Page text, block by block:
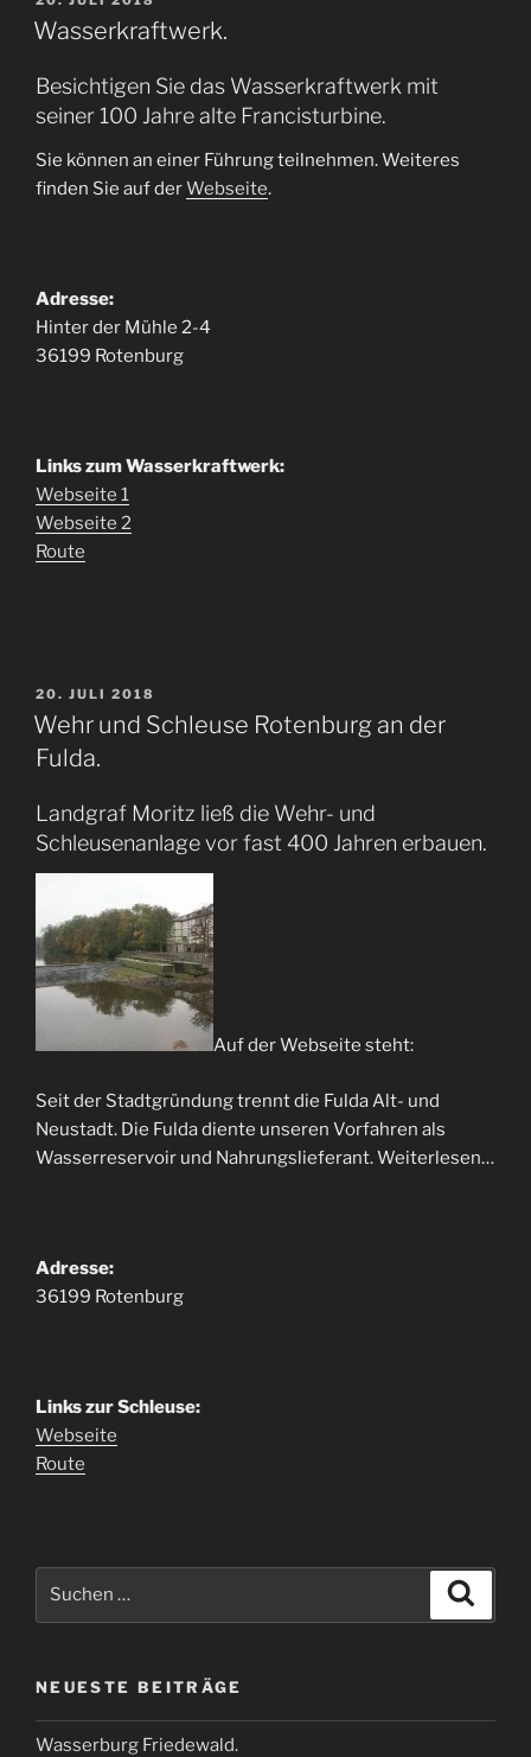
AM
Wasserkraftwerk.
Besichtigen Sie das Wasserkraftwerk mit
seiner 100 Jahre alte Francisturbine.
Sie können an einer Führung teilnehmen. Weiteres
finden Sie auf derWebseite.
Adresse:
Hinter der Mühle 2-4
36199 Rotenburg
Links zum Wasserkraftwerk:
Webseite 1
Webseite 2
Route
VERÖFFENTLICHT
AM
20. JULI 2018
Wehr und Schleuse Rotenburg an der
Fulda.
Landgraf Moritz ließ die Wehr- und
Schleusenanlage vor fast 400 Jahren erbauen.
Auf der Webseite steht:
Seit der Stadtgründung trennt die Fulda Alt- und
Neustadt. Die Fulda diente unseren Vorfahren als
Wasserreservoir und Nahrungslieferant. Weiterlesen…
Adresse:
36199 Rotenburg
Links zur Schleuse:
Webseite
Route
NEUESTE BEITRÄGE
Wasserburg Friedewald.